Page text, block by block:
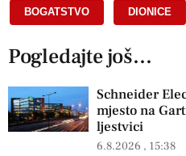
BOGATSTVO DIONICE
Pogledajte još...
Schneider
mjesto na
ljestvici
6.8.2026 15:38